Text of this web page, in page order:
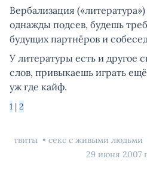
Вербализация
однажды подсев, будешь
будущих партнёров и
У литературы есть и другое
слов, привыкаешь играть
уж где кайф.
1 | 2
твиты секс с живыми людьми
29 июня 2007